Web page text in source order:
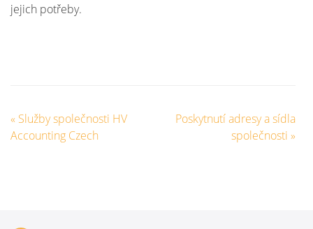
jejich potřeby.
« Služby společnosti HV
Accounting Czech
Poskytnutí adresy a sídla
společnosti »